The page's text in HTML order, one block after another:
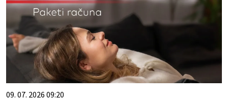
09. 07. 2026 09:20